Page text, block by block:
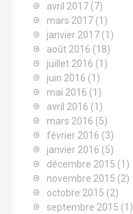
avril 2017 (7)
mars 2017 (1)
janvier 2017 (1)
août 2016 (18)
juillet 2016 (1)
juin 2016 (1)
mai 2016 (1)
avril 2016 (1)
mars 2016 (5)
février 2016 (3)
janvier 2016 (5)
décembre 2015 (1)
novembre 2015 (2)
octobre 2015 (2)
septembre 2015 (1)